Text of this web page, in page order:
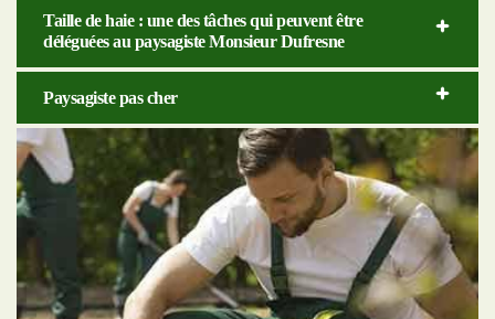
Taille de haie : une des tâches qui peuvent être
déléguées au paysagiste Monsieur Dufresne
Paysagiste pas cher